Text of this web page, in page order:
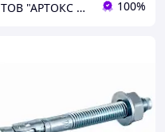
ТОВ "АРТОКС ЛТД" 100%